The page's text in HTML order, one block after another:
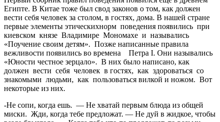
Египте. В Китае тоже был свод законов о том, как должен
вести себя человек за столом, в гостях, дома. В нашей стране
первые элементы этическихнорм поведения появились при
киевском князе Владимире Мономахе и назывались
«Поучение своим детям». Позже написанные правила
вежливости появились во времена Петра I. Они назывались
«Юности честное зерцало». В них было написано, как
должен вести себя человек в гостях, как здороваться со
знакомыми людьми, как пользоваться вилкой и ножом. Вот
некоторые из них.
-Не сопи, когда ешь. — Не хватай первым блюда из общей
миски. Жди, когда тебе предложат. — Не дуй в жидкое, чтобы